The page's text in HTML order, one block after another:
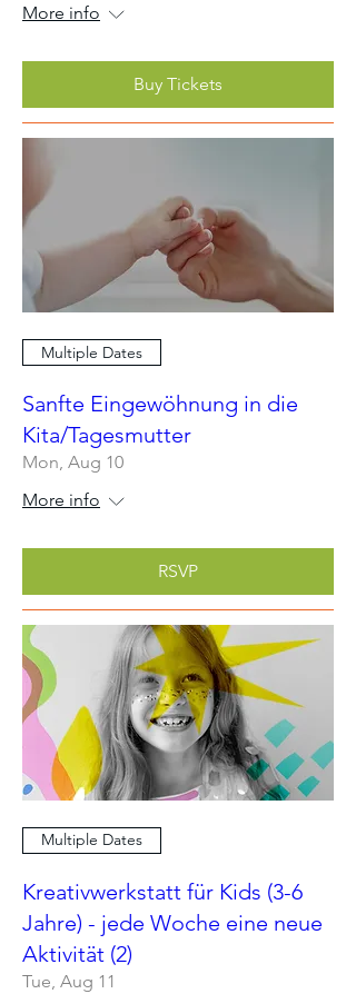
More info
Buy Tickets
Multiple Dates
Sanfte Eingewöhnung in die
Kita/Tagesmutter
Mon, Aug 10
More info
RSVP
Multiple Dates
Kreativwerkstatt für Kids (3-6
Jahre) - jede Woche eine neue
Aktivität (2)
Tue, Aug 11